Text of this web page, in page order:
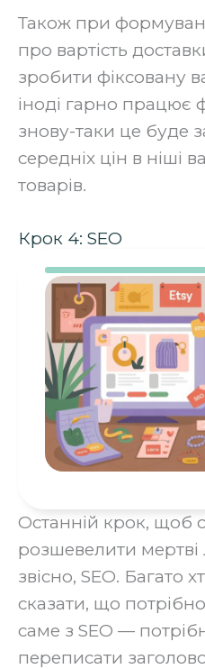
Також при
про вартість
зробити фіксовану
іноді гарно працює
знову-таки це буде
середніх цін в ніші
товарів.
Крок 4: SEO
Останній крок, щоб
розшевелити мертві
звісно, SEO. Багато
сказати, що
саме з SEO —
переписати